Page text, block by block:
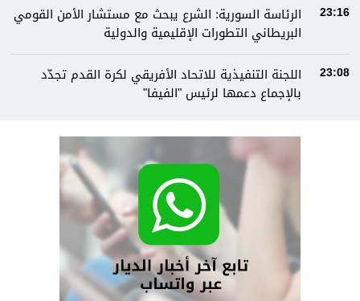
23:16
الرئاسة السورية: الشرع يبحث مع مستشار الأمن القومي
البريطاني التطورات الإقليمية والدولية
23:08
اللجنة التنفيذية للاتحاد الأفريقي لكرة القدم تجدّد
بالإجماع دعمها لرئيس "الفيفا"